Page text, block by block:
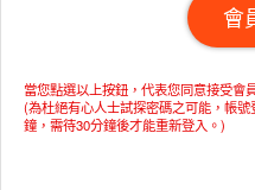
當您點選以上按鈕，代表您同意接受會
(為杜絕有心人士試探密碼之可能，帳
鐘，需待30分鐘後才能重新登入。)